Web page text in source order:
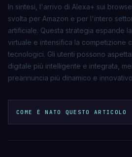
In sintesi, l'arrivo di Alexa+ sui
svolta per Amazon e per l'intero
artificiale. Questa strategia espande
virtuale e intensifica la competizione
tecnologici. Gli utenti possono
digitale più intelligente e integrata,
preannuncia più dinamico e
COME È NATO QUESTO ARTICOLO